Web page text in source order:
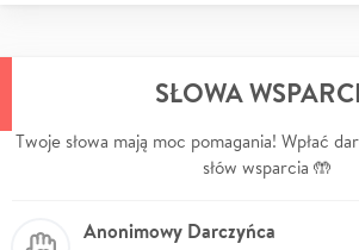
SŁOWA
Twoje słowa mają moc pomagania! Wpłać
słów wsparcia 🤲
Anonimowy Darczyńca